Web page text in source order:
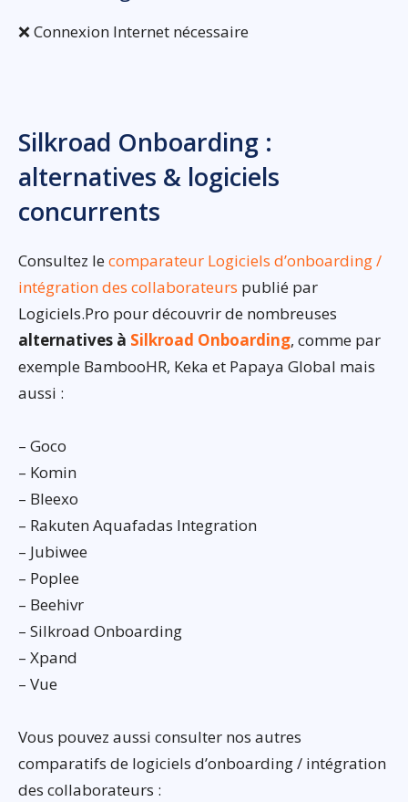
❌ Connexion Internet nécessaire
Silkroad Onboarding :
alternatives & logiciels
concurrents
Consultez lecomparateur Logiciels d’onboarding /
intégration des collaborateurs publié par
Logiciels.Pro pour découvrir de nombreuses
alternatives à Silkroad Onboarding, comme par
exemple BambooHR, Keka et Papaya Global mais
aussi :
– Goco
– Komin
– Bleexo
– Rakuten Aquafadas Integration
– Jubiwee
– Poplee
– Beehivr
– Silkroad Onboarding
– Xpand
– Vue
Vous pouvez aussi consulter nos autres
comparatifs de logiciels d’onboarding / intégration
des collaborateurs :